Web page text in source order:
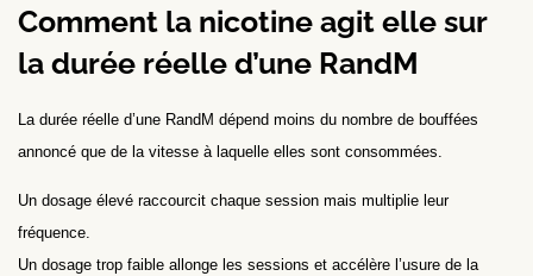
Comment la nicotine agit elle sur
la durée réelle d’une RandM
La durée réelle d’une RandM dépend moins du nombre de bouffées
annoncé que de la vitesse à laquelle elles sont consommées.
Un dosage élevé raccourcit chaque session mais multiplie leur
fréquence.
Un dosage trop faible allonge les sessions et accélère l’usure de la